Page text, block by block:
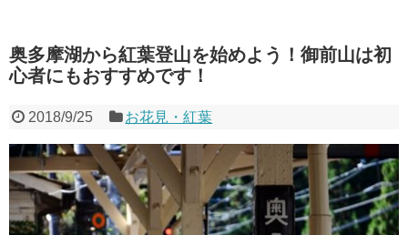
奥多摩湖から紅葉登山を始めよう！御前山は初
心者にもおすすめです！
2018/9/25 お花見・紅葉